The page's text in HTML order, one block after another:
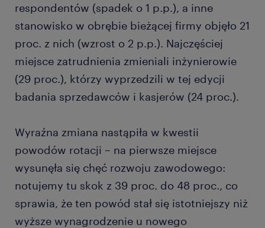
respondentów (spadek o 1 p.p.), a inne
stanowisko w obrębie bieżącej firmy objęło 21
proc. z nich (wzrost o 2 p.p.). Najczęściej
miejsce zatrudnienia zmieniali inżynierowie
(29 proc.), którzy wyprzedzili w tej edycji
badania sprzedawców i kasjerów (24 proc.).
Wyraźna zmiana nastąpiła w kwestii
powodów rotacji – na pierwsze miejsce
wysunęła się chęć rozwoju zawodowego:
notujemy tu skok z 39 proc. do 48 proc., co
sprawia, że ten powód stał się istotniejszy niż
wyższe wynagrodzenie u nowego